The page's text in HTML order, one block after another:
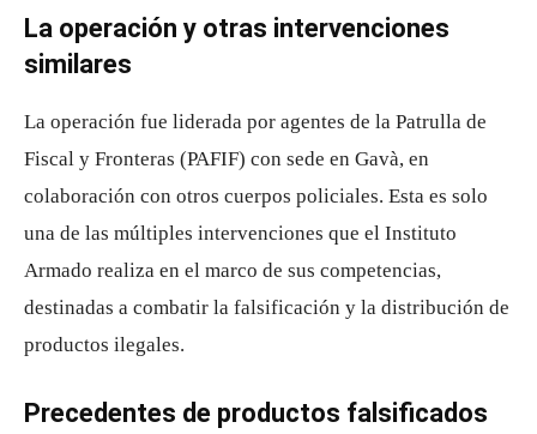
La operación y otras intervenciones
similares
La operación fue liderada por agentes de la Patrulla de
Fiscal y Fronteras (PAFIF) con sede en Gavà, en
colaboración con otros cuerpos policiales. Esta es solo
una de las múltiples intervenciones que el Instituto
Armado realiza en el marco de sus competencias,
destinadas a combatir la falsificación y la distribución de
productos ilegales.
Precedentes de productos falsificados